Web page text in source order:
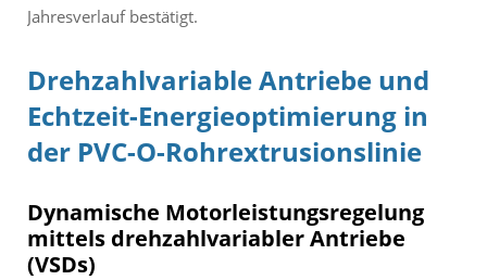
Jahresverlauf bestätigt.
Drehzahlvariable Antriebe und
Echtzeit-Energieoptimierung in
der PVC-O-Rohrextrusionslinie
Dynamische Motorleistungsregelung
mittels drehzahlvariabler Antriebe
(VSDs)